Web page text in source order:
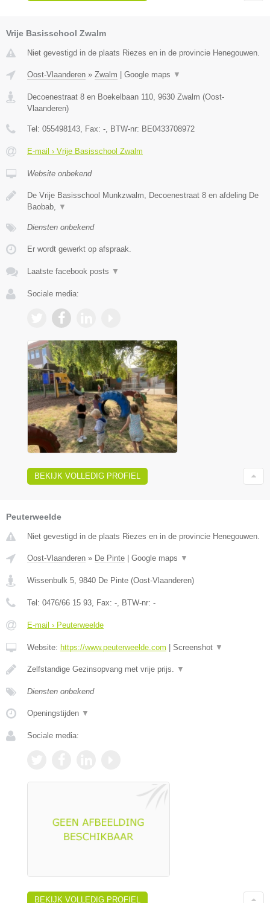
Vrije Basisschool Zwalm
Niet gevestigd in de plaats Riezes en in de provincie Henegouwen.
Oost-Vlaanderen » Zwalm Google maps ▼
Decoenestraat 8 en Boekelbaan 110, 9630 Zwalm (Oost-
Vlaanderen)
Tel: 055498143, Fax: -, BTW-nr: BE0433708972
E-mail › Vrije Basisschool Zwalm
Website onbekend
De Vrije Basisschool Munkzwalm, Decoenestraat 8 en afdeling De
Baobab, ▼
Diensten onbekend
Er wordt gewerkt op afspraak.
Laatste facebook posts ▼
Sociale media:
BEKIJK VOLLEDIG PROFIEL
Peuterweelde
Niet gevestigd in de plaats Riezes en in de provincie Henegouwen.
Oost-Vlaanderen » De Pinte | Google maps ▼
Wissenbulk 5 9840 De Pinte (Oost-Vlaanderen)
Tel: 0476/66 15 93 , Fax: - , BTW-nr: -
E-mail › Peuterweelde
Website: https://www.peuterweelde.com | Screenshot ▼
Zelfstandige Gezinsopvang met vrije prijs. ▼
Diensten onbekend
Openingstijden ▼
Sociale media:
BEKIJK VOLLEDIG PROFIEL